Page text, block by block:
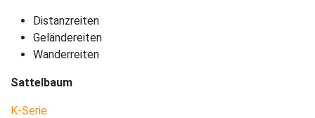
Distanzreiten
Geländereiten
Wanderreiten
Sattelbaum
K-Serie